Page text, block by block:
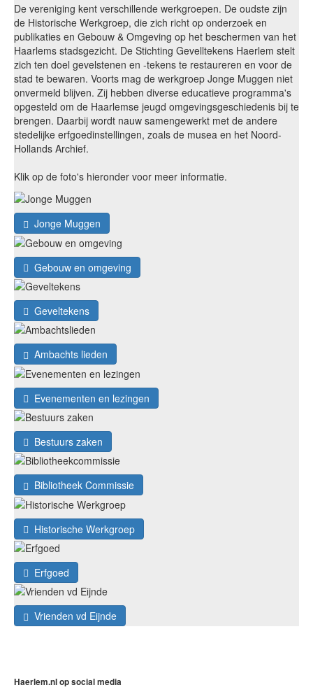
De vereniging kent verschillende werkgroepen. De oudste zijn
de Historische Werkgroep, die zich richt op onderzoek en
publikaties en Gebouw & Omgeving op het beschermen van het
Haarlems stadsgezicht. De Stichting Gevelltekens Haerlem stelt
zich ten doel gevelstenen en -tekens te restaureren en voor de
stad te bewaren. Voorts mag de werkgroep Jonge Muggen niet
onvermeld blijven. Zij hebben diverse educatieve programma's
opgesteld om de Haarlemse jeugd omgevingsgeschiedenis bij te
brengen. Daarbij wordt nauw samengewerkt met de andere
stedelijke erfgoedinstellingen, zoals de musea en het Noord-
Hollands Archief.
Klik op de foto's hieronder voor meer informatie.
Jonge Muggen
Gebouw en omgeving
Geveltekens
Ambachts lieden
Evenementen en lezingen
Bestuurs zaken
Bibliotheek Commissie
Historische Werkgroep
Erfgoed
Vrienden vd Eijnde
Haerlem.nl op social media